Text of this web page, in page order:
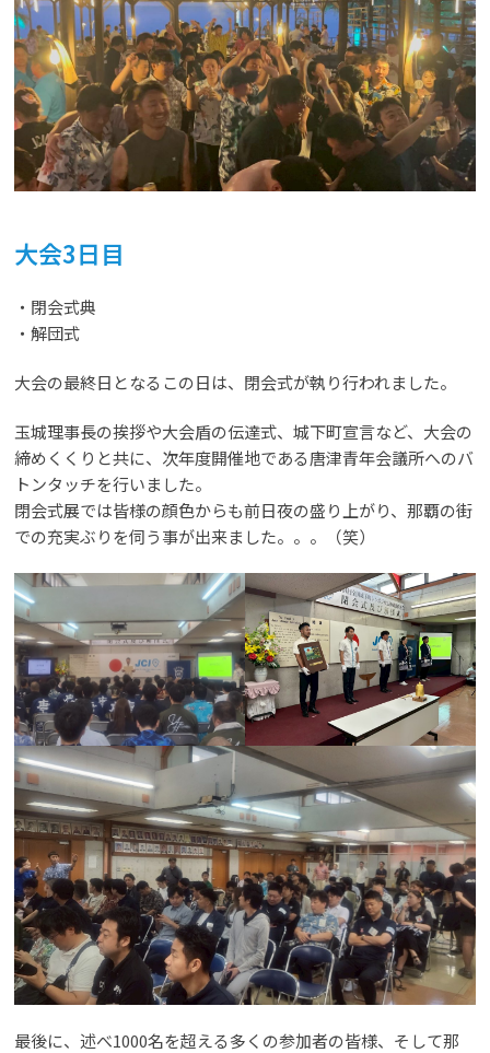
大会3日目
・閉会式典
・解団式
大会の最終日となるこの日は、閉会式が執り行われました。
玉城理事長の挨拶や大会盾の伝達式、城下町宣言など、大会の
締めくくりと共に、次年度開催地である唐津青年会議所へのバ
トンタッチを行いました。
閉会式展では皆様の顔色からも前日夜の盛り上がり、那覇の街
での充実ぶりを伺う事が出来ました。。。（笑）
最後に、述べ1000名を超える多くの参加者の皆様、そして那